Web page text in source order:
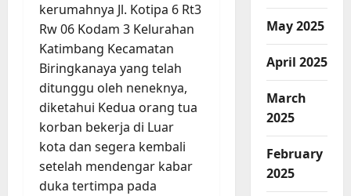
kerumahnya Jl. Kotipa 6 Rt3
Rw 06 Kodam 3 Kelurahan
Katimbang Kecamatan
Biringkanaya yang telah
ditunggu oleh neneknya,
diketahui Kedua orang tua
korban bekerja di Luar
kota dan segera kembali
setelah mendengar kabar
duka tertimpa pada
May 2025
April 2025
March
2025
February
2025